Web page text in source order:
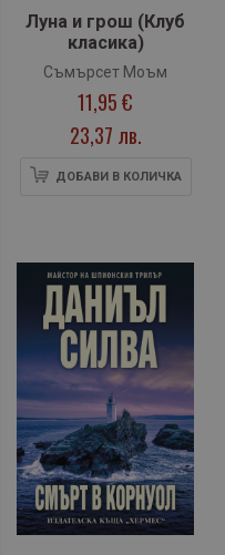
Луна и грош (Клуб
класика)
Съмърсет Моъм
11,95 €
23,37 лв.
ДОБАВИ В КОЛИЧКА